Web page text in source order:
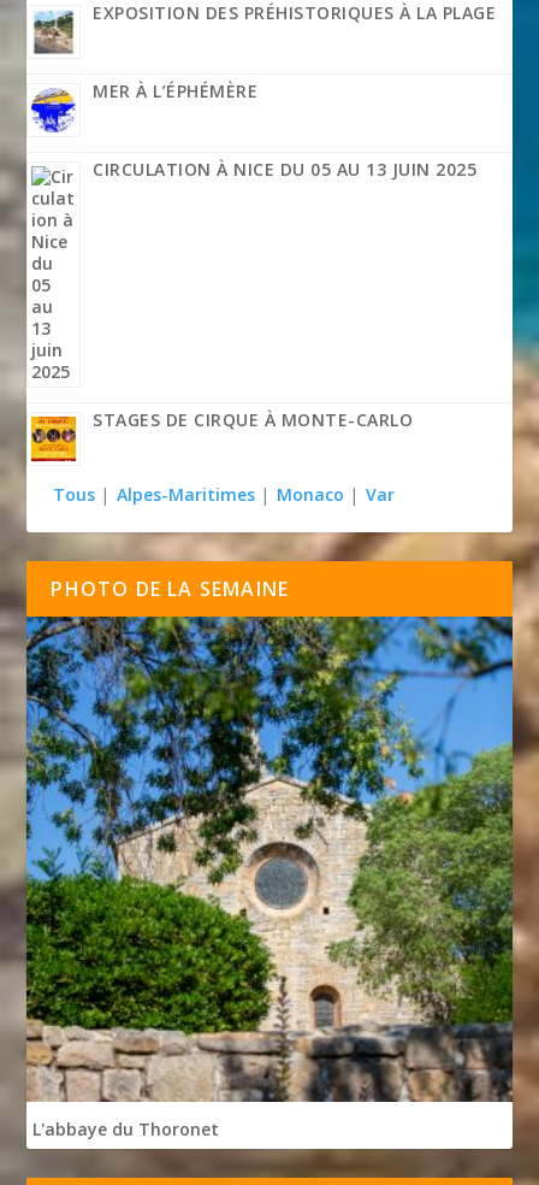
EXPOSITION DES PRÉHISTORIQUES À LA PLAGE
MER À L’ÉPHÉMÈRE
CIRCULATION À NICE DU 05 AU 13 JUIN 2025
STAGES DE CIRQUE À MONTE-CARLO
Tous | Alpes-Maritimes | Monaco | Var
PHOTO DE LA SEMAINE
L'abbaye du Thoronet